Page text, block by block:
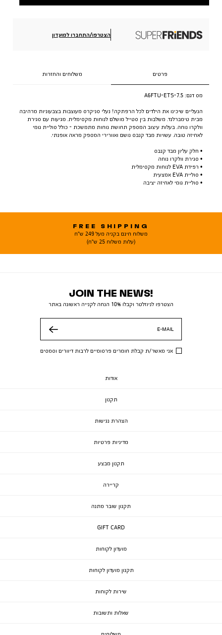
הצטרפו/התחברו למועדון
פרטים משלוחים והחזרות
מס דגם: A6FTU-ETS-7.5
הנעליים שיכינו את הילדים לכל הרפתקה! נעלי סניקרס מעוצבות בצבעוניות מרהיבה
מבית טימברלנד. משלבות בין סטייל מושלם לנוחות מקסימלית. מגיעות עם סגירת
וולקרו נוחה. בעלות עיצוב המספק תחושת נוחות מתמשכת - כולל סוליית גומי
לאחיזה טובה. עשויות מבד קנבס נושם ואוורירי המספק מראה אופנתי.
• חלק עליון מבד קנבס
• סגירת וולקרו נוחה
• רפידת EVA לנוחות מקסימלית
• סוליית EVA אמצעית
• סוליית גומי לאחיזה יציבה
FREE SHIPPING
משלוח חינם בקניה מעל 249 ש"ח
(עלות משלוח 25 ש"ח)
JOIN THE NEWS!
הצטרפו לניוזלטר וקבלו 10% הנחה לקנייה ראשונה באתר
E-MAIL
אני מאשר/ת קבלת חומרים פרסומיים לרבות דיוורים וסמסים
אודות
תקנון
הצהרת נגישות
מדיניות פרטיות
תקנון מבצע
קריירה
תקנון שובר מתנה
GIFT CARD
מועדון לקוחות
תקנון מועדון לקוחות
שירות לקוחות
שאלות ותשובות